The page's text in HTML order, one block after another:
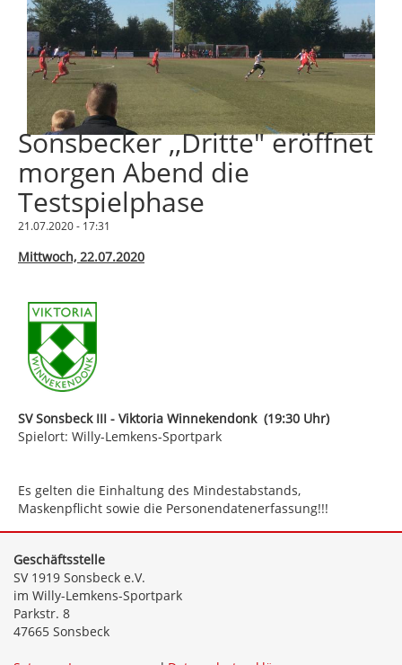
Sonsbecker ,,Dritte" eröffnet
morgen Abend die
Testspielphase
21.07.2020 - 17:31
Mittwoch, 22.07.2020
SV Sonsbeck III - Viktoria Winnekendonk (19:30 Uhr)
Spielort: Willy-Lemkens-Sportpark
Es gelten die Einhaltung des Mindestabstands,
Maskenpflicht sowie die Personendatenerfassung!!!
Geschäftsstelle
SV 1919 Sonsbeck e.V.
im Willy-Lemkens-Sportpark
Parkstr. 8
47665 Sonsbeck